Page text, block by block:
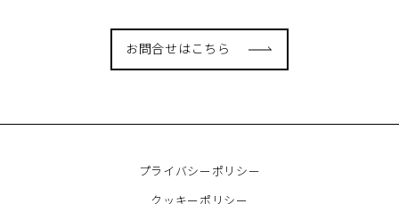
お問合せはこちら
プライバシーポリシー
クッキーポリシー